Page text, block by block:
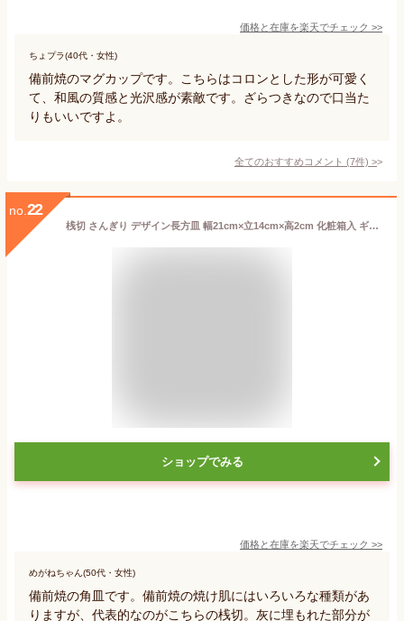
価格と在庫を楽天でチェック >>
ちょプラ(40代・女性)
備前焼のマグカップです。こちらはコロンとした形が可愛く
て、和風の質感と光沢感が素敵です。ざらつきなので口当た
りもいいですよ。
全てのおすすめコメント (7件) >
no. 22
桟切 さんぎり デザイン長方皿 幅21cm×立14cm×高2cm 化粧箱入 ギフト 備前焼
ショップでみる
価格と在庫を楽天でチェック >>
めがねちゃん(50代・女性)
備前焼の角皿です。備前焼の焼け肌にはいろいろな種類があ
りますが、代表的なのがこちらの桟切。灰に埋もれた部分が